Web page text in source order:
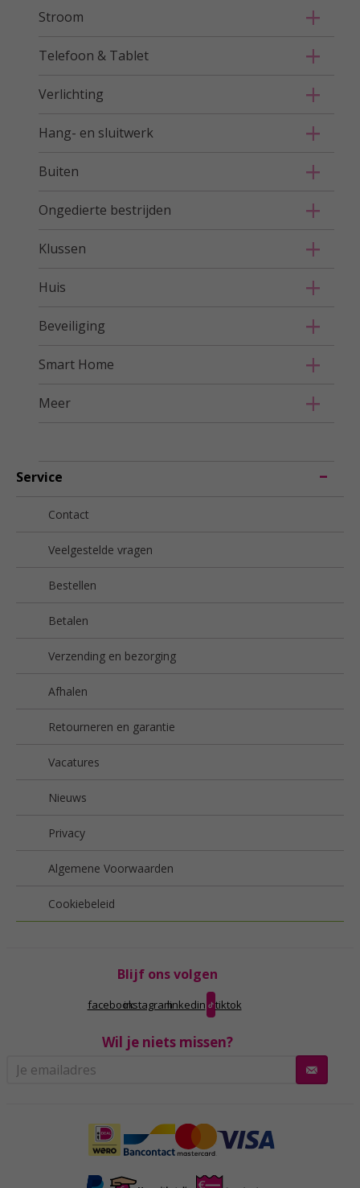
Stroom
Telefoon & Tablet
Verlichting
Hang- en sluitwerk
Buiten
Ongedierte bestrijden
Klussen
Huis
Beveiliging
Smart Home
Meer
Service
Contact
Veelgestelde vragen
Bestellen
Betalen
Verzending en bezorging
Afhalen
Retourneren en garantie
Vacatures
Nieuws
Privacy
Algemene Voorwaarden
Cookiebeleid
Blijf ons volgen
facebookinstagramlinkedin tiktok
Wil je niets missen?